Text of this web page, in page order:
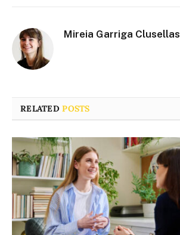
Mireia Garriga Clusellas
RELATEDPOSTS